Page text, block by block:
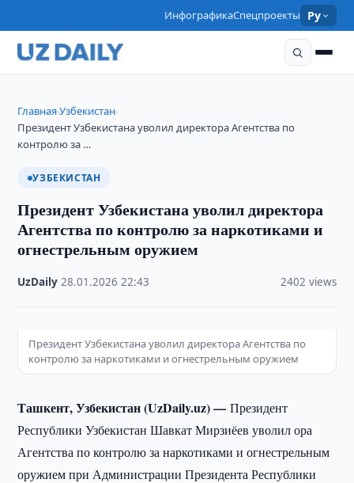
ИнфографикаСпецпроекты Ру
Главная›Узбекистан›
Президент Узбекистана уволил директора Агентства по
контролю за …
УЗБЕКИСТАН
Президент Узбекистана уволил директора
Агентства по контролю за наркотиками и
огнестрельным оружием
UzDaily ·28.01.2026 ·22:43 2402 views
Президент Узбекистана уволил директора Агентства по
контролю за наркотиками и огнестрельным оружием
Ташкент, Узбекистан (UzDaily.uz) —Президент
Республики Узбекистан Шавкат Мирзиёев уволил ора
Агентства по контролю за наркотиками и огнестрельным
оружием при Администрации Президента Республики